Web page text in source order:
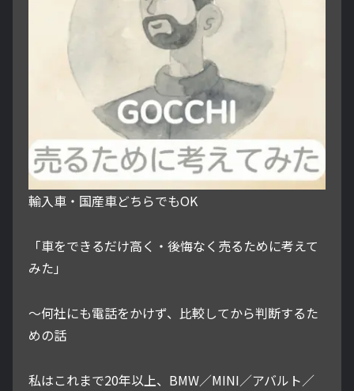
輸入車・国産車どちらでもOK
「車をできるだけ高く・後悔なく売るために考えて
みた」
～何社にも電話をかけず、比較してから判断するた
めの話
私はこれまで20年以上、BMW／MINI／アバルト／